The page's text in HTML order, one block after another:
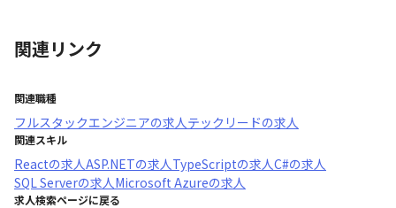
関連リンク
関連職種
フルスタックエンジニアの求人 テックリードの求人
関連スキル
Reactの求人ASP.NETの求人 TypeScriptの求人C#の求人
SQL Serverの求人 Microsoft Azureの求人
求人検索ページに戻る